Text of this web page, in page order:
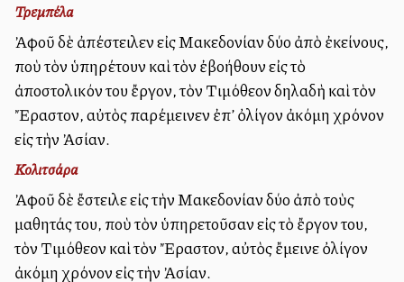
Τρεμπέλα
Ἀφοῦ δὲ ἀπέστειλεν εἰς Μακεδονίαν δύο ἀπὸ ἐκείνους,
ποὺ τὸν ὑπηρέτουν καὶ τὸν ἐβοήθουν εἰς τὸ
ἀποστολικόν του ἔργον, τὸν Τιμόθεον δηλαδὴ καὶ τὸν
Ἔραστον, αὐτὸς παρέμεινεν ἐπ’ ὀλίγον ἀκόμη χρόνον
εἰς τὴν Ἀσίαν.
Κολιτσάρα
Ἀφοῦ δὲ ἔστειλε εἰς τὴν Μακεδονίαν δύο ἀπὸ τοὺς
μαθητάς του, ποὺ τὸν ὑπηρετοῦσαν εἰς τὸ ἔργον του,
τὸν Τιμόθεον καὶ τὸν Ἔραστον, αὐτὸς ἔμεινε ὀλίγον
ἀκόμη χρόνον εἰς τὴν Ἀσίαν.